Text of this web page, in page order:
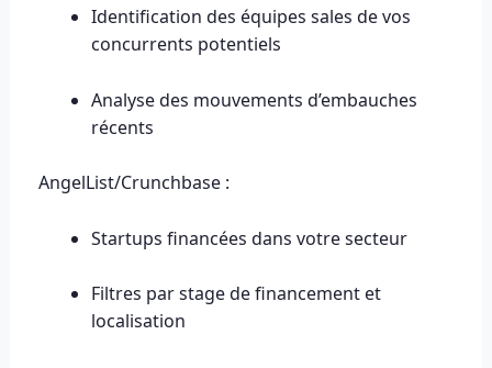
Identification des équipes sales de vos
concurrents potentiels
Analyse des mouvements d’embauches
récents
AngelList/Crunchbase :
Startups financées dans votre secteur
Filtres par stage de financement et
localisation